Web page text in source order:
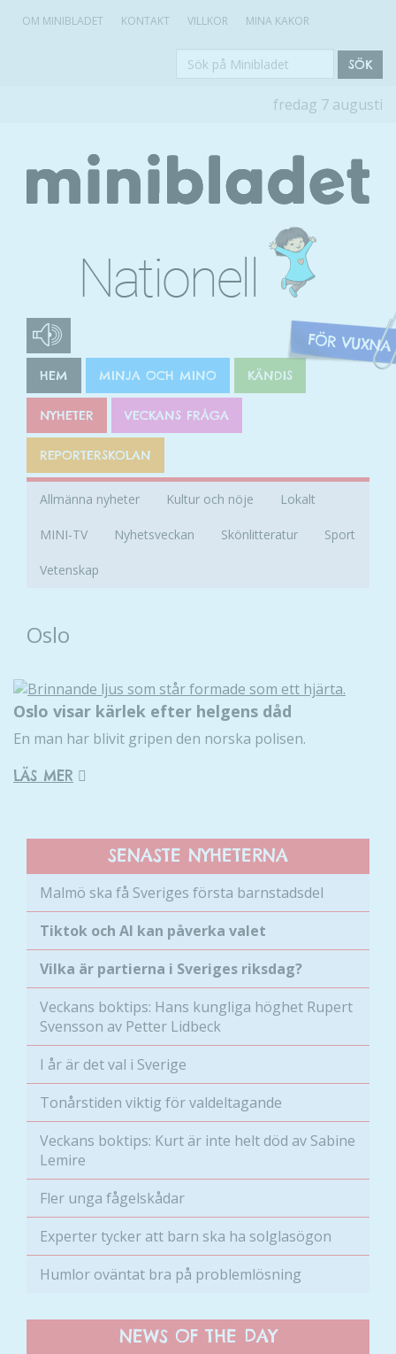
OM MINIBLADET KONTAKT VILLKOR MINA KAKOR
Sök
SÖK
fredag 7 augusti
HEM MINJA OCH MINO KÄNDIS
NYHETER VECKANS FRÅGA
REPORTERSKOLAN
Allmänna nyheter Kultur och nöje Lokalt
MINI-TV Nyhetsveckan Skönlitteratur Sport
Vetenskap
Oslo
Oslo visar kärlek efter helgens dåd
En man har blivit gripen den norska polisen.
LÄS MER
SENASTE NYHETERNA
Malmö ska få Sveriges första barnstadsdel
Tiktok och AI kan påverka valet
Vilka är partierna i Sveriges riksdag?
Veckans boktips: Hans kungliga höghet Rupert
Svensson av Petter Lidbeck
I år är det val i Sverige
Tonårstiden viktig för valdeltagande
Veckans boktips: Kurt är inte helt död av Sabine
Lemire
Fler unga fågelskådar
Experter tycker att barn ska ha solglasögon
Humlor oväntat bra på problemlösning
NEWS OF THE DAY